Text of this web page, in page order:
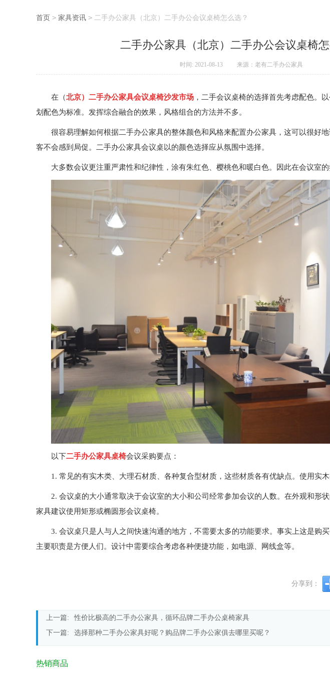
首页 > 家具资讯 > 二手办公家具（北京）二手办公会议桌椅怎么选？
二手办公家具（北京）二手办公会议桌椅怎
时间: 2021-08-13 来源：老有二手办公家具
在（北京）二手办公家具会议桌椅沙发市场 ，二手会议桌椅的选择首先考虑配色。
划配色为标准。发挥综合融合的效果，风格组合的方法并不多。
很容易理解如何根据二手办公家具的整体颜色和风格来配置办公家具，这可以很好
客不会感到局促。二手办公家具会议桌以的颜色选择应从氛围中选择。
大多数会议更注重严肃性和纪律性，涂有朱红色、樱桃色和暖白色。因此在会议室的
以下二手办公家具桌椅会议采购要点：
1. 常见的有实木类、大理石材质、各种复合型材质，这些材质各有优缺点。使用实
2. 会议桌的大小通常取决于会议室的大小和公司经常参加会议的人数。在外观和形
家具建议使用矩形或椭圆形会议桌椅。
3. 会议桌只是人与人之间快速沟通的地方，不需要太多的功能要求。事实上这是购
主要职责是方便人们。设计中需要综合考虑各种便捷功能，如电源、网线盒等。
分享到：
上一篇:
性价比极高的二手办公家具，循环品牌二手办公桌椅家具
下一篇:
选择那种二手办公家具好呢？购品牌二手办公家俱去哪里买呢？
热销商品